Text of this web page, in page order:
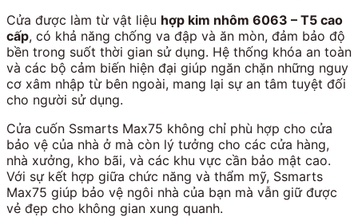
Cửa được làm từ vật liệu hợp kim nhôm 6063 – T5 cao
cấp, có khả năng chống va đập và ăn mòn, đảm bảo độ
bền trong suốt thời gian sử dụng. Hệ thống khóa an toàn
và các bộ cảm biến hiện đại giúp ngăn chặn những nguy
cơ xâm nhập từ bên ngoài, mang lại sự an tâm tuyệt đối
cho người sử dụng.
Cửa cuốn Ssmarts Max75 không chỉ phù hợp cho cửa
bảo vệ của nhà ở mà còn lý tưởng cho các cửa hàng,
nhà xưởng, kho bãi, và các khu vực cần bảo mật cao.
Với sự kết hợp giữa chức năng và thẩm mỹ, Ssmarts
Max75 giúp bảo vệ ngôi nhà của bạn mà vẫn giữ được
vẻ đẹp cho không gian xung quanh.